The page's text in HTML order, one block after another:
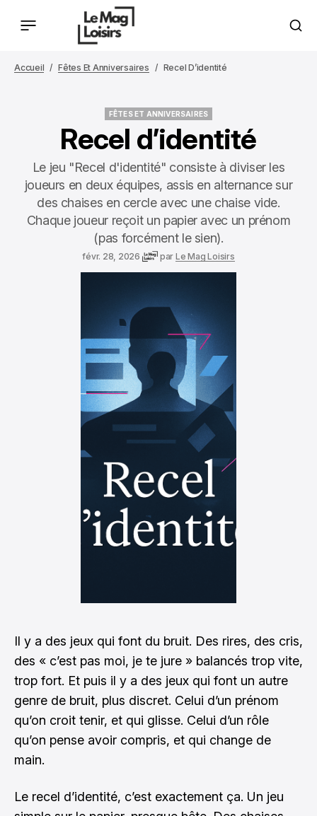
Accueil Fêtes Et Anniversaires Recel D’identité
FÊTES ET ANNIVERSAIRES
Recel d’identité
Le jeu "Recel d'identité" consiste à diviser les
joueurs en deux équipes, assis en alternance sur
des chaises en cercle avec une chaise vide.
Chaque joueur reçoit un papier avec un prénom
(pas forcément le sien).
févr. 28, 2026 par Le Mag Loisirs
Il y a des jeux qui font du bruit. Des rires, des cris,
des « c’est pas moi, je te jure » balancés trop vite,
trop fort. Et puis il y a des jeux qui font un autre
genre de bruit, plus discret. Celui d’un prénom
qu’on croit tenir, et qui glisse. Celui d’un rôle
qu’on pense avoir compris, et qui change de
main.
Le recel d’identité, c’est exactement ça. Un jeu